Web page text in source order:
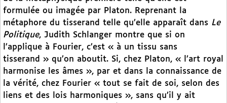
formulée ou imagée par Platon. Reprenant la
métaphore du tisserand telle qu’elle apparaît dans Le
Politique, Judith Schlanger montre que si on
l’applique à Fourier, c’est « à un tissu sans
tisserand » qu’on aboutit. Si, chez Platon, « l’art royal
harmonise les âmes », par et dans la connaissance de
la vérité, chez Fourier « tout se fait de soi, selon des
liens et des lois harmoniques », sans qu’il y ait